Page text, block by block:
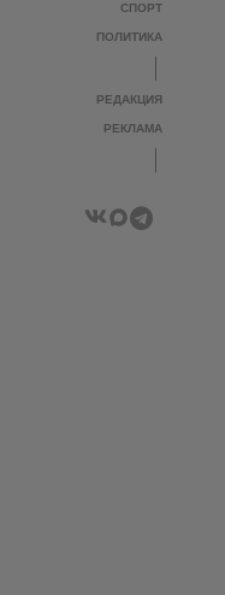
СПОРТ
ПОЛИТИКА
РЕДАКЦИЯ
РЕКЛАМА